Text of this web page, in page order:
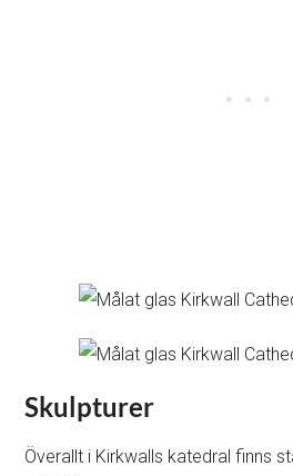
Skulpturer
Överallt i Kirkwalls katedral finns